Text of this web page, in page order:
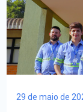
29 de maio de